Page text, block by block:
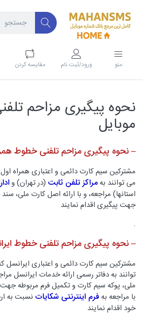
منو ورود/ثبت نام مقايسه كردن
نحوه پیگیری مزاحم
موبایل
– نحوه پیگیری مزاحم تلفنی خطوط
مشترکین سیم کارت دائمی و اعتباری همراه اول
می توانند به مراکز تلفن ثابت (در تهران) و
استانها) مراجعه، و با ارائه اصل کارت ملی،
جهت پیگیری اقدام نمایند
.
– نحوه پیگیری مزاحم تلفنی خطوط
مشترکین سیم کارت دائمی و اعتباری ایرانسل
توانند به دفاتر رسمی ارائه خدمات ایرانسل
ملی، پوکه سیم کارت و تکمیل فرم مربوطه جهت
با مراجعه به فرم اینترنتی شکایات نسبت به
خود اقدام نمایند